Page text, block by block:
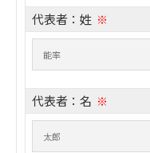
代表者：姓 ※
代表者：名 ※